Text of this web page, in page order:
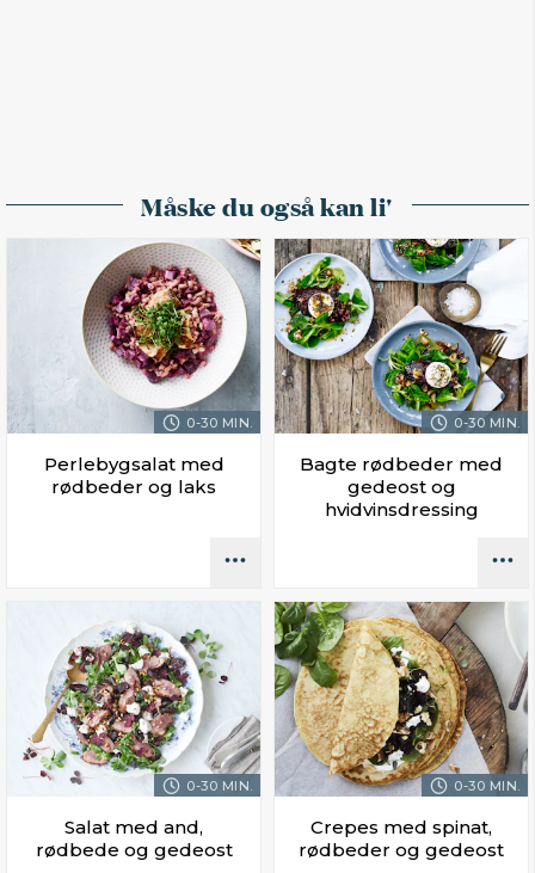
Måske du også kan li'
0-30 MIN.
Perlebygsalat med
rødbeder og laks
0-30 MIN.
Bagte rødbeder med
gedeost og
hvidvinsdressing
0-30 MIN.
Salat med and,
rødbede og gedeost
0-30 MIN.
Crepes med spinat,
rødbeder og gedeost